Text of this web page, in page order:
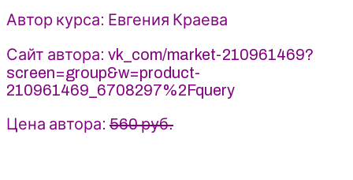
-
Краева
Автор курса: Евгения Краева
Сайт автора: vk_com/market-210961469?
screen=group&w=product-
210961469_6708297%2Fquery
Цена автора: 560 руб.